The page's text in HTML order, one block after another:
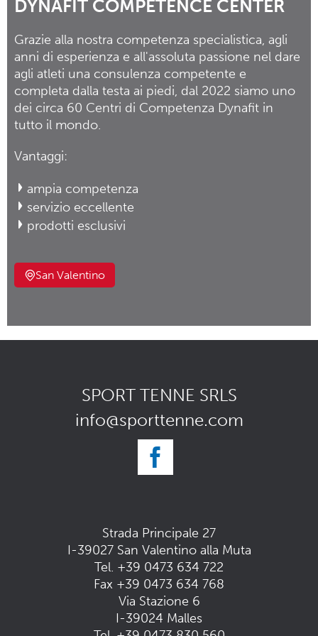
DYNAFIT COMPETENCE CENTER
Grazie alla nostra competenza specialistica, agli
anni di esperienza e all'assoluta passione nel dare
agli atleti una consulenza competente e
completa dalla testa ai piedi, dal 2022 siamo uno
dei circa 60 Centri di Competenza Dynafit in
tutto il mondo.
Vantaggi:
ampia competenza
servizio eccellente
prodotti esclusivi
San Valentino
SPORT TENNE SRLS
info@sporttenne.com
Strada Principale 27
I-39027 San Valentino alla Muta
Tel. +39 0473 634 722
Fax +39 0473 634 768
Via Stazione 6
I-39024 Malles